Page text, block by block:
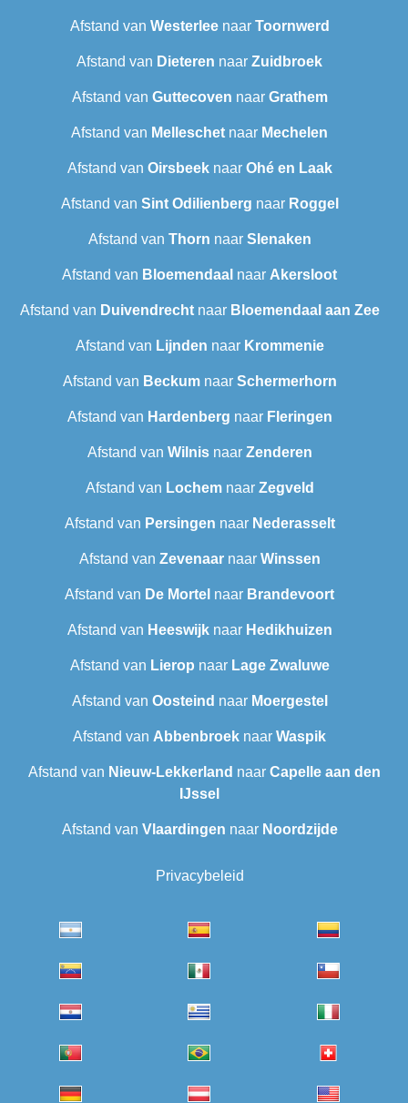
Afstand van Westerleenaar Toornwerd
Afstand van Dieteren naar Zuidbroek
Afstand van Guttecoven naar Grathem
Afstand van Melleschet naar Mechelen
Afstand van Oirsbeeknaar Ohé en Laak
Afstand van Sint Odilienberg naar Roggel
Afstand van Thorn naar Slenaken
Afstand van Bloemendaal naar Akersloot
Afstand van Duivendrechtnaar Bloemendaal aan Zee
Afstand van Lijnden naar Krommenie
Afstand van Beckumnaar Schermerhorn
Afstand van Hardenberg naar Fleringen
Afstand van Wilnisnaar Zenderen
Afstand van Lochemnaar Zegveld
Afstand van Persingen naar Nederasselt
Afstand van Zevenaarnaar Winssen
Afstand van De Mortel naar Brandevoort
Afstand van Heeswijknaar Hedikhuizen
Afstand van Lierop naar Lage Zwaluwe
Afstand van Oosteind naar Moergestel
Afstand van Abbenbroek naar Waspik
Afstand van Nieuw-Lekkerland naar Capelle aan den
IJssel
Afstand van Vlaardingen naar Noordzijde
Privacybeleid